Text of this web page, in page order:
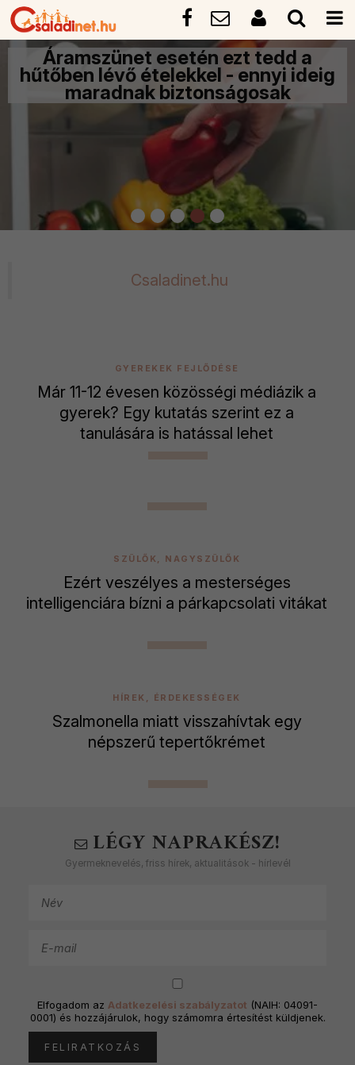
Egy négyéves kisfiú hívott
összeesett édesanyjához - ezt
minden gyereknek érdemes
megtanítani
Csaladinet.hu
GYEREKEK FEJLŐDÉSE
Már 11-12 évesen közösségi médiázik a
gyerek? Egy kutatás szerint ez a
tanulására is hatással lehet
SZÜLŐK, NAGYSZÜLŐK
Ezért veszélyes a mesterséges
intelligenciára bízni a párkapcsolati vitákat
HÍREK, ÉRDEKESSÉGEK
Szalmonella miatt visszahívtak egy
népszerű tepertőkrémet
LÉGY NAPRAKÉSZ!
Gyermeknevelés, friss hírek, aktualitások - hírlevél
Elfogadom az Adatkezelési szabályzatot (NAIH: 04091-
0001) és hozzájárulok, hogy számomra értesítést küldjenek.